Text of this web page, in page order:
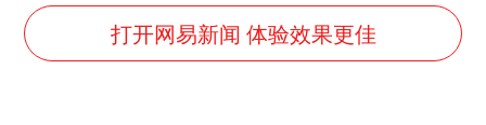
国防部：中国军队坚决反制任何闹海挑衅图谋
百花奖开幕式
打开网易新闻 体验效果更佳